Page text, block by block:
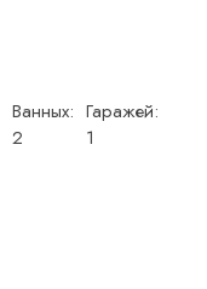
Ванных:
2
Гаражей:
1